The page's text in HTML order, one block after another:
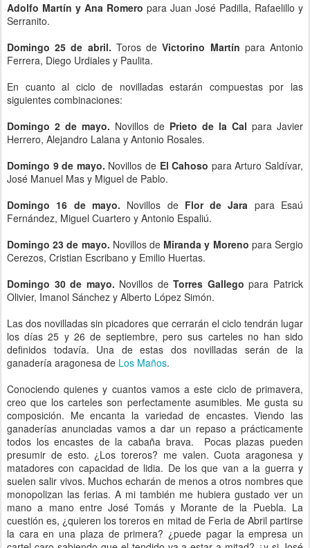
Adolfo Martín y Ana Romero para Juan José Padilla, Rafaelillo y
Serranito.
Domingo 25 de abril. Toros deVictorino Martín para Antonio
Ferrera, Diego Urdiales y Paulita.
En cuanto al ciclo de novilladas estarán compuestas por las
siguientes combinaciones:
Domingo 2 de mayo. Novillos de Prieto de la Cal para Javier
Herrero, Alejandro Lalana y Antonio Rosales.
Domingo 9 de mayo. Novillos de El Cahoso para Arturo Saldívar,
José Manuel Mas y Miguel de Pablo.
Domingo 16 de mayo. Novillos de Flor de Jara para Esaú
Fernández, Miguel Cuartero y Antonio Espaliú.
Domingo 23 de mayo. Novillos de Miranda y Moreno para Sergio
Cerezos, Cristian Escribano y Emilio Huertas.
Domingo 30 de mayo. Novillos deTorres Gallego para Patrick
Olivier, Imanol Sánchez y Alberto López Simón.
Las dos novilladas sin picadores que cerrarán el ciclo tendrán lugar
los días 25 y 26 de septiembre, pero sus carteles no han sido
definidos todavía. Una de estas dos novilladas serán de la
ganadería aragonesa de Los Maños.
Conociendo quienes y cuantos vamos a este ciclo de primavera,
creo que los carteles son perfectamente asumibles. Me gusta su
composición. Me encanta la variedad de encastes. Viendo las
ganaderías anunciadas vamos a dar un repaso a prácticamente
todos los encastes de la cabaña brava. Pocas plazas pueden
presumir de esto. ¿Los toreros? me valen. Cuota aragonesa y
matadores con capacidad de lidia. De los que van a la guerra y
suelen salir vivos. Muchos echarán de menos a otros nombres que
monopolizan las ferias. A mi también me hubiera gustado ver un
mano a mano entre José Tomás y Morante de la Puebla. La
cuestión es, ¿quieren los toreros en mitad de Feria de Abril partirse
la cara en una plaza de primera? ¿puede pagar la empresa un